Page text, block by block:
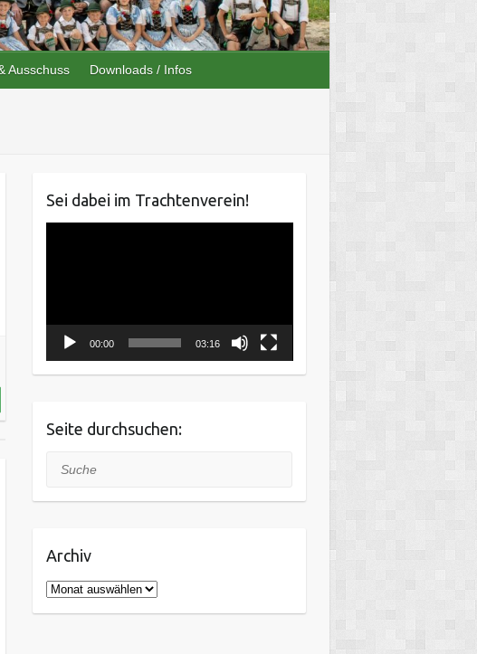
Ausschuss Downloads / Infos
Sei dabei im Trachtenverein!
00:00 03:16
Seite durchsuchen:
Suche
Archiv
A
r